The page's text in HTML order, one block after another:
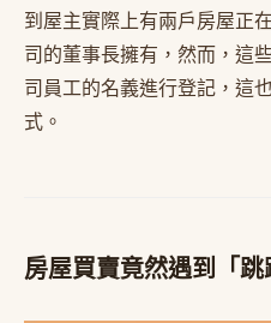
到屋主實際上有兩戶房屋正
司的董事長擁有，然而，這
司員工的名義進行登記，這
式。
房屋買賣竟然遇到「跳